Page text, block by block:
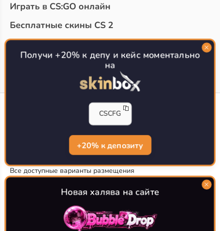
Играть в CS:GO онлайн
Бесплатные скины CS 2
Топ сайтов с халявой КС 2
О проекте
CS-CONFIG.com © 2020-2026 г.
Политика конфиденциальности
РЕКЛАМА НА САЙТЕ
Все доступные варианты размещения
Согласие на обработку данных
О CS-CONFIG.COM
CFG pro CS 2 - именно это мы и размещаем на нашем
проекте, иными словами мы предоставляем пользователям
конфиги про игроков кс2. Также вы сможете
Получи +20% к депу и кейс моментально
на
CSCFG
+20% к депозиту
Новая халява на сайте